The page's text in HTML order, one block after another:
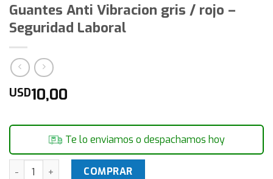
Guantes Anti Vibracion gris / rojo –
Seguridad Laboral
USD10,00
Te lo enviamos o despachamos hoy
Guantes Anti Vibracion gris / rojo - Seguridad Laboral
COMPRAR